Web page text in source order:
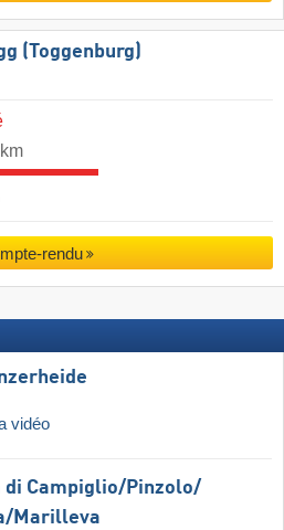
(Toggenburg)
rendu
vidéo
di Campiglio/​Pinzolo/​
​Marilleva